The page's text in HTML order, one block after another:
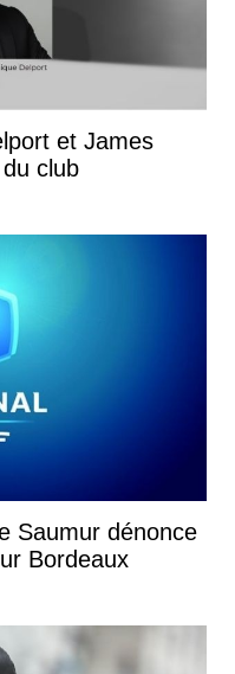
et James
club
Saumur dénonce
Bordeaux